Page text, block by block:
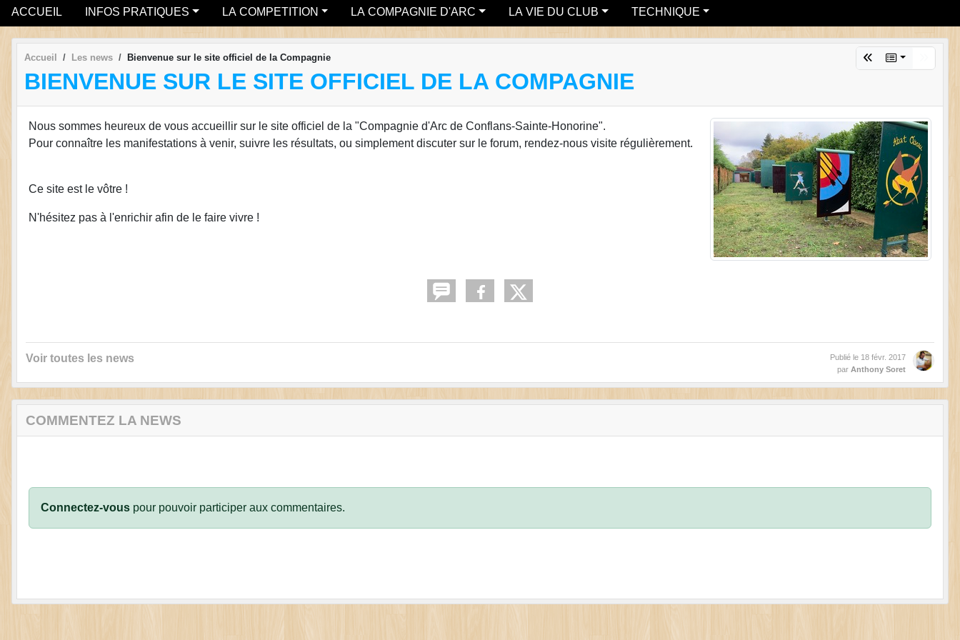
ACCUEIL INFOS PRATIQUES LA COMPETITION LA COMPAGNIE D'ARC LA VIE DU CLUB TECHNIQUE
Accueil Les news Bienvenue sur le site officiel de la Compagnie
BIENVENUE SUR LE SITE OFFICIEL DE LA COMPAGNIE
Nous sommes heureux de vous accueillir sur le site officiel de la "Compagnie d'Arc de Conflans-Sainte-Honorine".
Pour connaître les manifestations à venir, suivre les résultats, ou simplement discuter sur le forum, rendez-nous visite régulièrement.
Ce site est le vôtre !
N'hésitez pas à l'enrichir afin de le faire vivre !
Voir toutes les news Publié le 18 févr. 2017
par Anthony Soret
COMMENTEZ LA NEWS
Connectez-vous pour pouvoir participer aux commentaires.